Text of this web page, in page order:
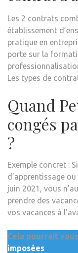
Les 2 contrats
établissement
pratique en
porte sur la
Les types de
Quand
congés
?
Exemple concret :
d’apprentissage
juin 2021, vous
prendre des
vos vacances à
Cela pourrait
imposées